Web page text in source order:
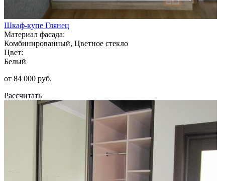
Шкаф-купе Глянец
Материал фасада:
Комбинированный, Цветное стекло
Цвет:
Белый
от 84 000 руб.
Рассчитать